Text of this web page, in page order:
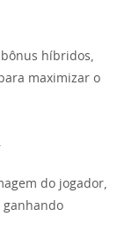
híbridos,
maximizar o
do jogador,
ganhando